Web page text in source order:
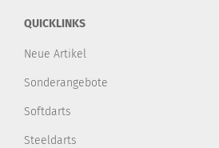
QUICKLINKS
Neue Artikel
Sonderangebote
Softdarts
Steeldarts